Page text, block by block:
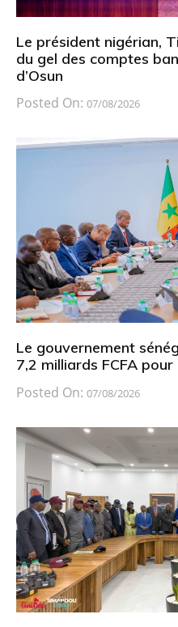
Le président nigérian,
du gel des comptes
d’Osun
Posted On: 07/08/2026
Le gouvernement
7,2 milliards FCFA
Posted On: 07/08/2026